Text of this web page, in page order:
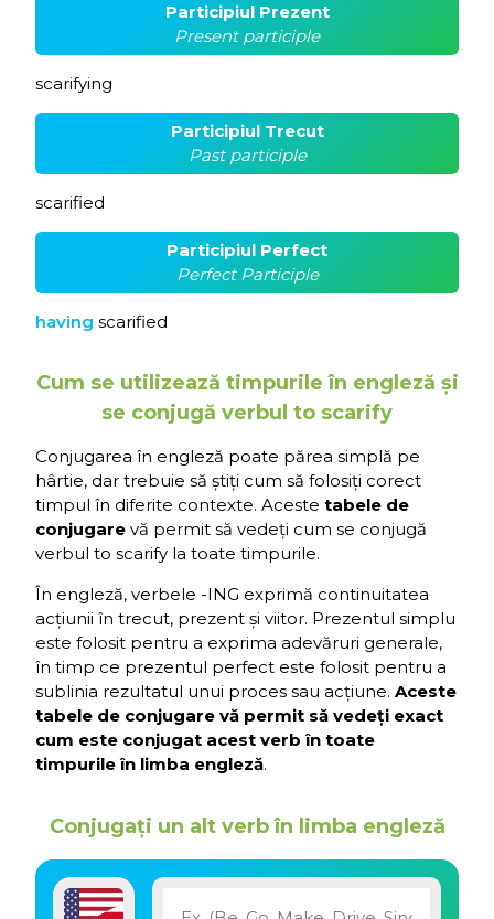
Participiul Prezent
Present participle
scarifying
Participiul Trecut
Past participle
scarified
Participiul Perfect
Perfect Participle
having scarified
Cum se utilizează timpurile în engleză și
se conjugă verbul to scarify
Conjugarea în engleză poate părea simplă pe
hârtie, dar trebuie să știți cum să folosiți corect
timpul în diferite contexte. Aceste tabele de
conjugare vă permit să vedeți cum se conjugă
verbul to scarify la toate timpurile.
În engleză, verbele -ING exprimă continuitatea
acțiunii în trecut, prezent și viitor. Prezentul simplu
este folosit pentru a exprima adevăruri generale,
în timp ce prezentul perfect este folosit pentru a
sublinia rezultatul unui proces sau acțiune. Aceste
tabele de conjugare vă permit să vedeți exact
cum este conjugat acest verb în toate
timpurile în limba engleză.
Conjugați un alt verb în limba engleză